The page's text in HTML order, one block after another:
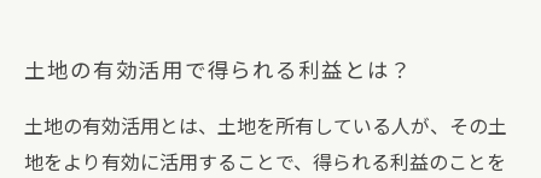
土地の有効活用で得られる利益とは？
土地の有効活用とは、土地を所有している人が、その土
地をより有効に活用することで、得られる利益のことを